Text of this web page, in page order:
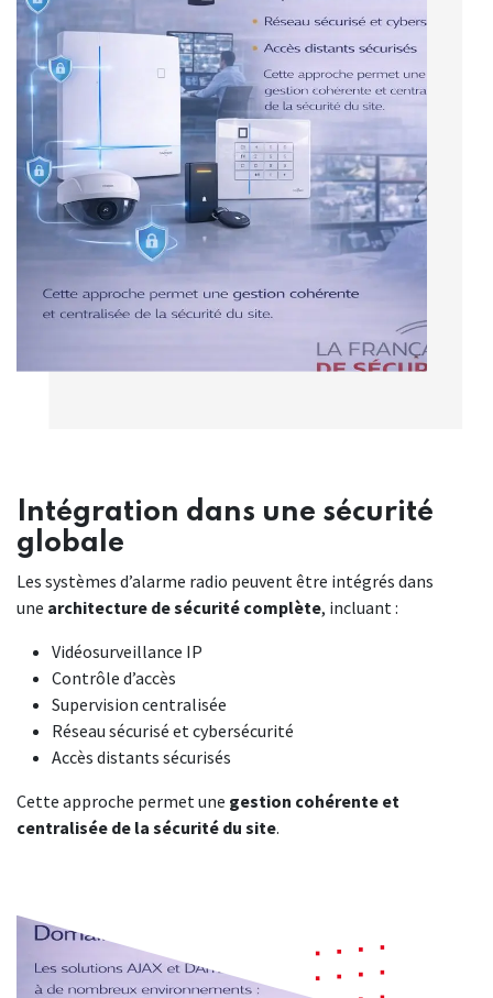
Intégration dans une sécurité
globale
Les systèmes d’alarme radio peuvent être intégrés dans
une architecture de sécurité complète, incluant :
Vidéosurveillance IP
Contrôle d’accès
Supervision centralisée
Réseau sécurisé et cybersécurité
Accès distants sécurisés
Cette approche permet une gestion cohérente et
centralisée de la sécurité du site.